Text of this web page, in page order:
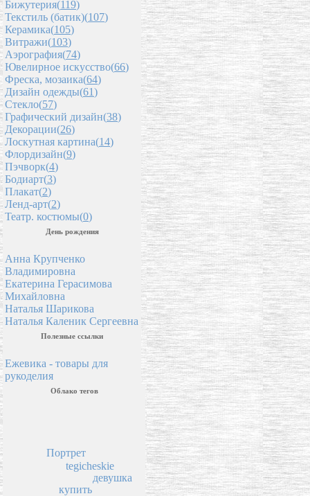
Бижутерия(119)
Текстиль (батик)(107)
Керамика(105)
Витражи(103)
Аэрография(74)
Ювелирное искусство(66)
Фреска, мозаика(64)
Дизайн одежды(61)
Стекло(57)
Графический дизайн(38)
Декорации(26)
Лоскутная картина(14)
Флордизайн(9)
Пэчворк(4)
Бодиарт(3)
Плакат(2)
Ленд-арт(2)
Театр. костюмы(0)
День рождения
Анна Крупченко
Владимировна
Екатерина Герасимова
Михайловна
Наталья Шарикова
Наталья Каленик Сергеевна
Полезные ссылки
Ежевика - товары для
рукоделия
Облако тегов
купить
tegicheskie
Портрет
девушка